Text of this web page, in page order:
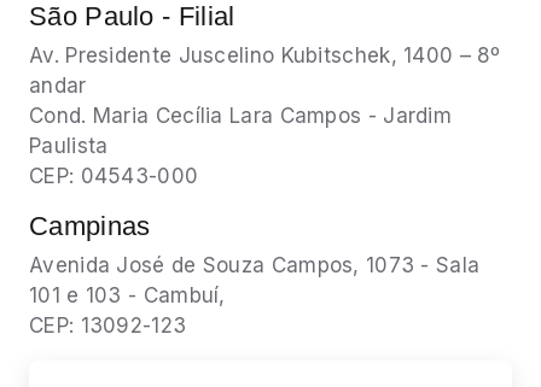
São Paulo - Filial
Av. Presidente Juscelino Kubitschek, 1400 – 8º
andar
Cond. Maria Cecília Lara Campos - Jardim
Paulista
CEP: 04543-000
Campinas
Avenida José de Souza Campos, 1073 - Sala
101 e 103 - Cambuí,
CEP: 13092-123